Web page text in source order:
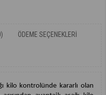
ÖDEME SEÇENEKLERI
kilo kontrolünde kararlı olan